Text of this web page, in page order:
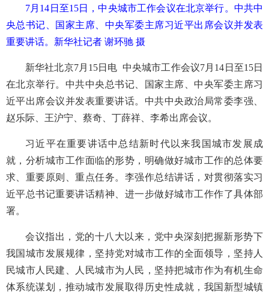
7月14日至15日，中央城市工作会议在北京举行。中共中
央总书记、国家主席、中央军委主席习近平出席会议并发表
重要讲话。新华社记者 谢环驰 摄
新华社北京7月15日电 中央城市工作会议7月14日至15日
在北京举行。中共中央总书记、国家主席、中央军委主席习
近平出席会议并发表重要讲话。中共中央政治局常委李强、
赵乐际、王沪宁、蔡奇、丁薛祥、李希出席会议。
习近平在重要讲话中总结新时代以来我国城市发展成
就，分析城市工作面临的形势，明确做好城市工作的总体要
求、重要原则、重点任务。李强作总结讲话，对贯彻落实习
近平总书记重要讲话精神、进一步做好城市工作作了具体部
署。
会议指出，党的十八大以来，党中央深刻把握新形势下
我国城市发展规律，坚持党对城市工作的全面领导，坚持人
民城市人民建、人民城市为人民，坚持把城市作为有机生命
体系统谋划，推动城市发展取得历史性成就，我国新型城镇